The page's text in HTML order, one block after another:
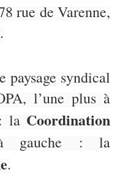
rue de Varenne,
paysage syndical
l’une plus à
Coordination
gauche : la
.